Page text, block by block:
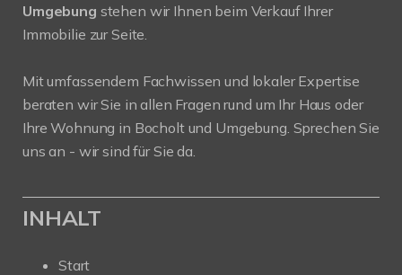
Umgebung stehen wir Ihnen beim Verkauf Ihrer
Immobilie zur Seite.
Mit umfassendem Fachwissen und lokaler Expertise
beraten wir Sie in allen Fragen rund um Ihr Haus oder
Ihre Wohnung in Bocholt und Umgebung. Sprechen Sie
uns an - wir sind für Sie da.
INHALT
Start